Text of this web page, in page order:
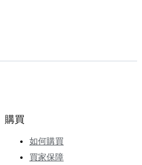
購買
如何購買
買家保障